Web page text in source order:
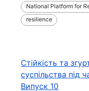
National Platform for
resilience
Навігація
записів
Стійкість та
суспільства під
Випуск 10